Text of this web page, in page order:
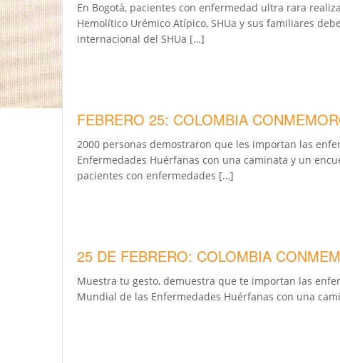
En Bogotá, pacientes con enfermedad ultra rara
Hemolítico Urémico Atípico, SHUa y sus familiares
internacional del SHUa […]
FEBRERO 25: COLOMBIA
2000 personas demostraron que les importan las
Enfermedades Huérfanas con una caminata y un
pacientes con enfermedades […]
25 DE FEBRERO: COLOMBIA
Muestra tu gesto, demuestra que te importan las
Mundial de las Enfermedades Huérfanas con una